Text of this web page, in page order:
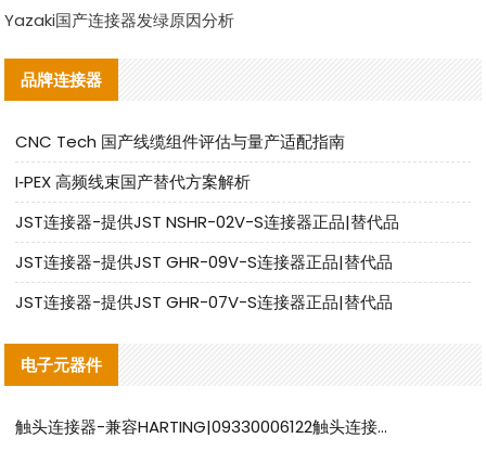
Yazaki国产连接器发绿原因分析
品牌连接器
CNC Tech 国产线缆组件评估与量产适配指南
I‑PEX 高频线束国产替代方案解析
JST连接器-提供JST NSHR-02V-S连接器正品|替代品
JST连接器-提供JST GHR-09V-S连接器正品|替代品
JST连接器-提供JST GHR-07V-S连接器正品|替代品
电子元器件
触头连接器-兼容HARTING|09330006122触头连接器替代品说明